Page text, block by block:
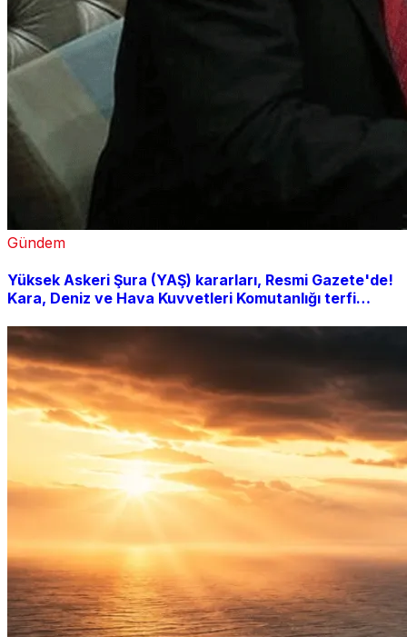
Gündem
Yüksek Askeri Şura (YAŞ) kararları, Resmi Gazete'de!
Kara, Deniz ve Hava Kuvvetleri Komutanlığı terfi